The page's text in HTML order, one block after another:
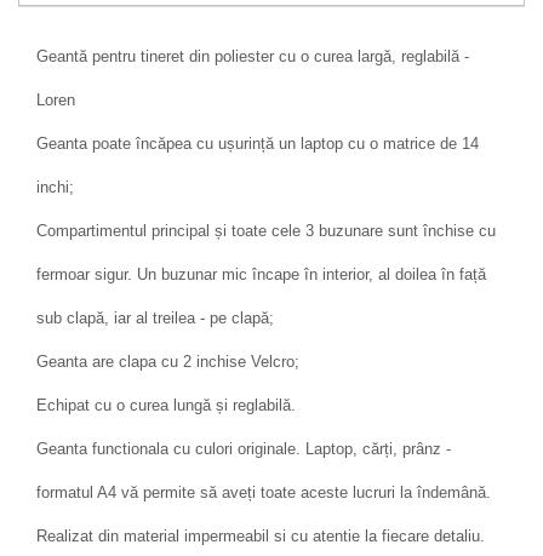
Geantă pentru tineret din poliester cu o curea largă, reglabilă -
Loren
Geanta poate încăpea cu ușurință un laptop cu o matrice de 14
inchi;
Compartimentul principal și toate cele 3 buzunare sunt închise cu
fermoar sigur. Un buzunar mic încape în interior, al doilea în față
sub clapă, iar al treilea - pe clapă;
Geanta are clapa cu 2 inchise Velcro;
Echipat cu o curea lungă și reglabilă.
Geanta functionala cu culori originale. Laptop, cărți, prânz -
formatul A4 vă permite să aveți toate aceste lucruri la îndemână.
Realizat din material impermeabil si cu atentie la fiecare detaliu.